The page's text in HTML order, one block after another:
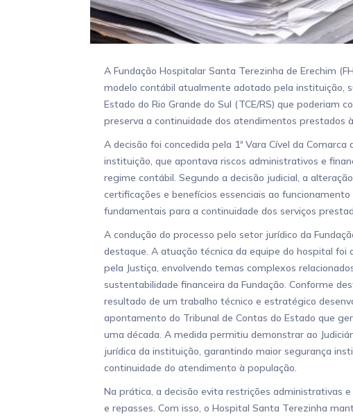
A Fundação Hospitalar Santa Terezinha de Erechim
modelo contábil atualmente adotado pela instituição,
Estado do Rio Grande do Sul (TCE/RS) que
preserva a continuidade dos atendimentos prestados
A decisão foi concedida pela 1ª Vara Cível da
instituição, que apontava riscos administrativos e
regime contábil. Segundo a decisão judicial, a
certificações e benefícios essenciais ao
fundamentais para a continuidade dos serviços
A condução do processo pelo setor jurídico da
destaque. A atuação técnica da equipe do hospital
pela Justiça, envolvendo temas complexos
sustentabilidade financeira da Fundação. Conforme
resultado de um trabalho técnico e estratégico
apontamento do Tribunal de Contas do Estado que
uma década. A medida permitiu demonstrar ao
jurídica da instituição, garantindo maior segurança
continuidade do atendimento à população.
Na prática, a decisão evita restrições administrativas
e repasses. Com isso, o Hospital Santa Terezinha